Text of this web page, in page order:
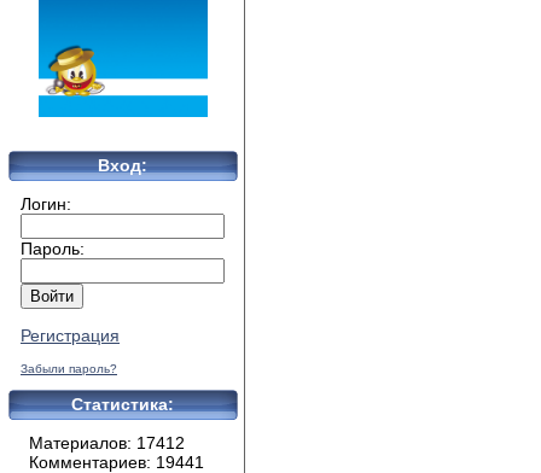
Вход:
Логин:
Пароль:
Регистрация
Забыли пароль?
Статистика:
Материалов: 17412
Комментариев: 19441